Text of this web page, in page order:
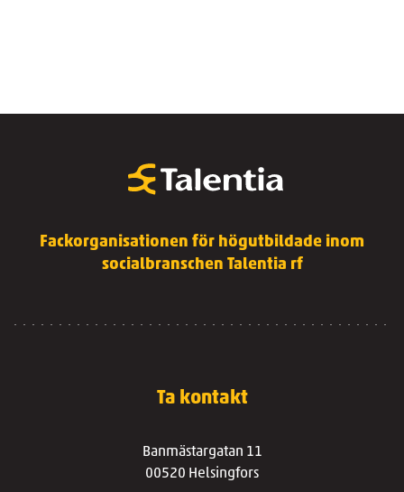
Fackorganisationen för högutbildade inom
socialbranschen Talentia rf
Ta kontakt
Banmästargatan 11
00520 Helsingfors